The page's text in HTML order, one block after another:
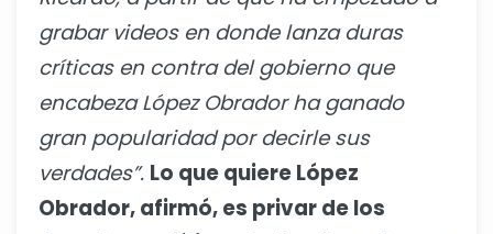
grabar videos en donde lanza duras
críticas en contra del gobierno que
encabeza López Obrador ha ganado
gran popularidad por decirle sus
verdades”. Lo que quiere López
Obrador, afirmó, es privar de los